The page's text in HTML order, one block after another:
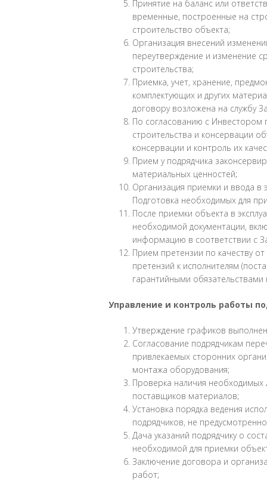
Принятие на баланс или
временные, построенные на
строительство объекта;
Организация внесений
переутверждение и изменение
строительства;
Приемка, учет, хранение,
комплектующих и других
договору возложена на службу
По согласованию с
строительства и консервации
консервации и контроль их
Прием у подрядчика
материальных ценностей;
Организация приемки и ввода в
Подготовка необходимых для
После приемки объекта в
необходимой документации,
информацию в соответствии с
Прием претензии по качеству
претензий к исполнителям
гарантийными
Управление и контроль работы
Утверждение графиков
Согласование подрядчикам
привлекаемых сторонних
монтажа оборудования;
Проверка наличия необходимых
поставщиков материалов;
Установка порядка ведения
подрядчиков, не
Дача указаний подрядчику о
необходимой для приемки
Заключение договора и
работ;